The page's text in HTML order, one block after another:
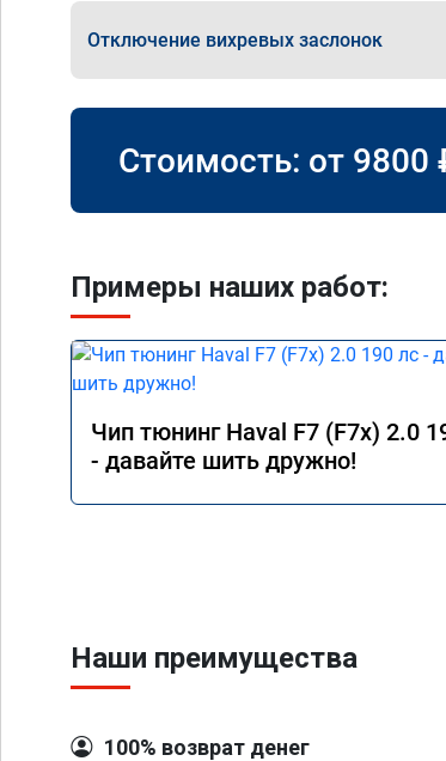
Отключение вихревых заслонок
Стоимость: от 9800
Примеры наших работ:
Чип тюнинг Haval F7 (F7x) 2.0
- давайте шить дружно!
Наши преимущества
100% возврат денег